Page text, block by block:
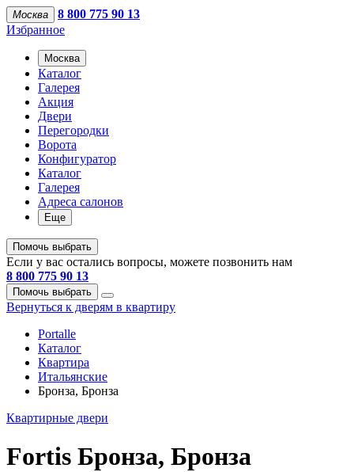
Москва
8 800 775 90 13
Избранное
Москва
Каталог
Галерея
Акция
Двери
Перегородки
Ворота
Конфигуратор
Каталог
Галерея
Адреса салонов
Еще
Помочь выбрать
Если у вас остались вопросы, можете позвонить нам
8 800 775 90 13
Помочь выбрать
Вернуться к дверям в квартиру
Portalle
Каталог
Квартира
Итальянские
Бронза, Бронза
Квартирные двери
Fortis Бронза, Бронза